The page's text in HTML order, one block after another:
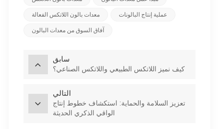
معدات بالون اللاتكس الفعالة عملية إنتاج البالونات
آفاق السوق من معدات البالون
سابق
كيف نميز اللاتكس الطبيعي واللاتكس الصناعي؟
التالي
تعزيز السلامة والحماية: استكشاف خطوط إنتاج
الواقي الذكري الحديثة